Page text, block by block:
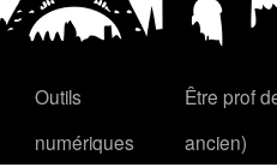
Outils
numériques
Être prof
ancien)